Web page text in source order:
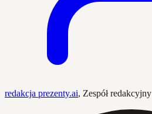
redakcja prezenty.ai, Zespół redakcyjny